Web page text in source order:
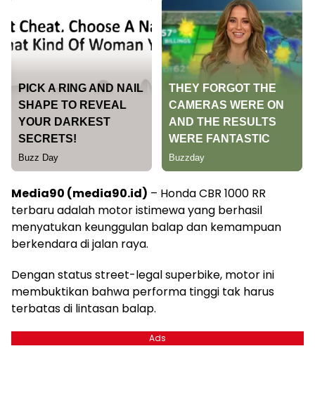
Media90 (media90.id) – Honda CBR 1000 RR
terbaru adalah motor istimewa yang berhasil
menyatukan keunggulan balap dan kemampuan
berkendara di jalan raya.
Dengan status street-legal superbike, motor ini
membuktikan bahwa performa tinggi tak harus
terbatas di lintasan balap.
Ads